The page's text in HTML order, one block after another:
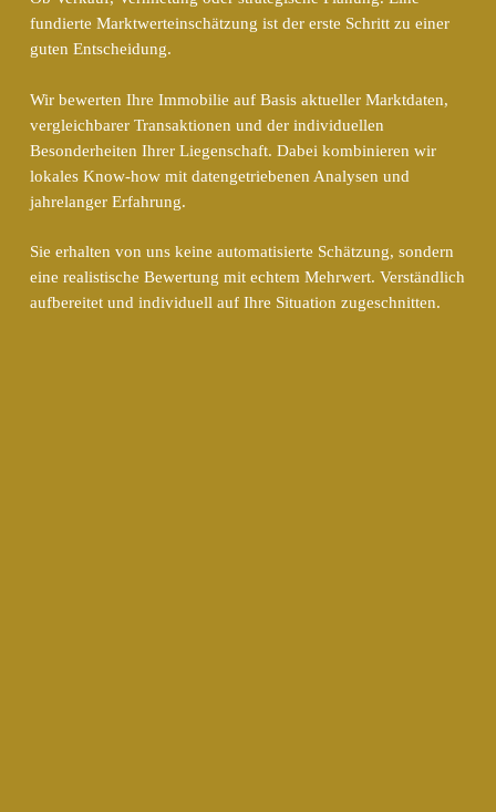
fundierte Marktwerteinschätzung ist der erste Schritt zu einer
guten Entscheidung.
Wir bewerten Ihre Immobilie auf Basis aktueller Marktdaten,
vergleichbarer Transaktionen und der individuellen
Besonderheiten Ihrer Liegenschaft. Dabei kombinieren wir
lokales Know-how mit datengetriebenen Analysen und
jahrelanger Erfahrung.
Sie erhalten von uns keine automatisierte Schätzung, sondern
eine realistische Bewertung mit echtem Mehrwert. Verständlich
aufbereitet und individuell auf Ihre Situation zugeschnitten.